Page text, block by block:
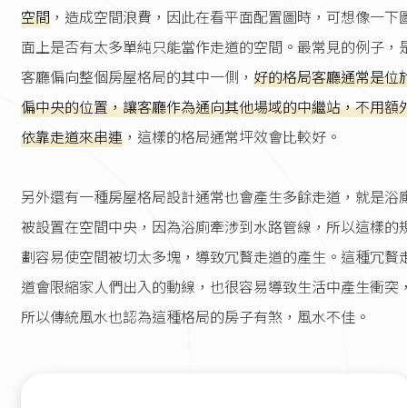
空間 ，造成空間浪費，因此在看平面配置圖時，可想像一下
面上是否有太多單純只能當作走道的空間。最常見的例子，
客廳偏向整個房屋格局的其中一側， 好的格局客廳通常是位
偏中央的位置，讓客廳作為通向其他場域的中繼站，不用額
依靠走道來串連 ，這樣的格局通常坪效會比較好。
另外還有一種房屋格局設計通常也會產生多餘走道，就是浴
被設置在空間中央，因為浴廁牽涉到水路管線，所以這樣的
劃容易使空間被切太多塊，導致冗贅走道的產生。這種冗贅
道會限縮家人們出入的動線，也很容易導致生活中產生衝突
所以傳統風水也認為這種格局的房子有煞，風水不佳。